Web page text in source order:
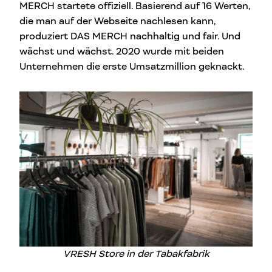
MERCH startete offiziell. Basierend auf 16 Werten,
die man auf der Webseite nachlesen kann,
produziert DAS MERCH nachhaltig und fair. Und
wächst und wächst. 2020 wurde mit beiden
Unternehmen die erste Umsatzmillion geknackt.
VRESH Store in der Tabakfabrik